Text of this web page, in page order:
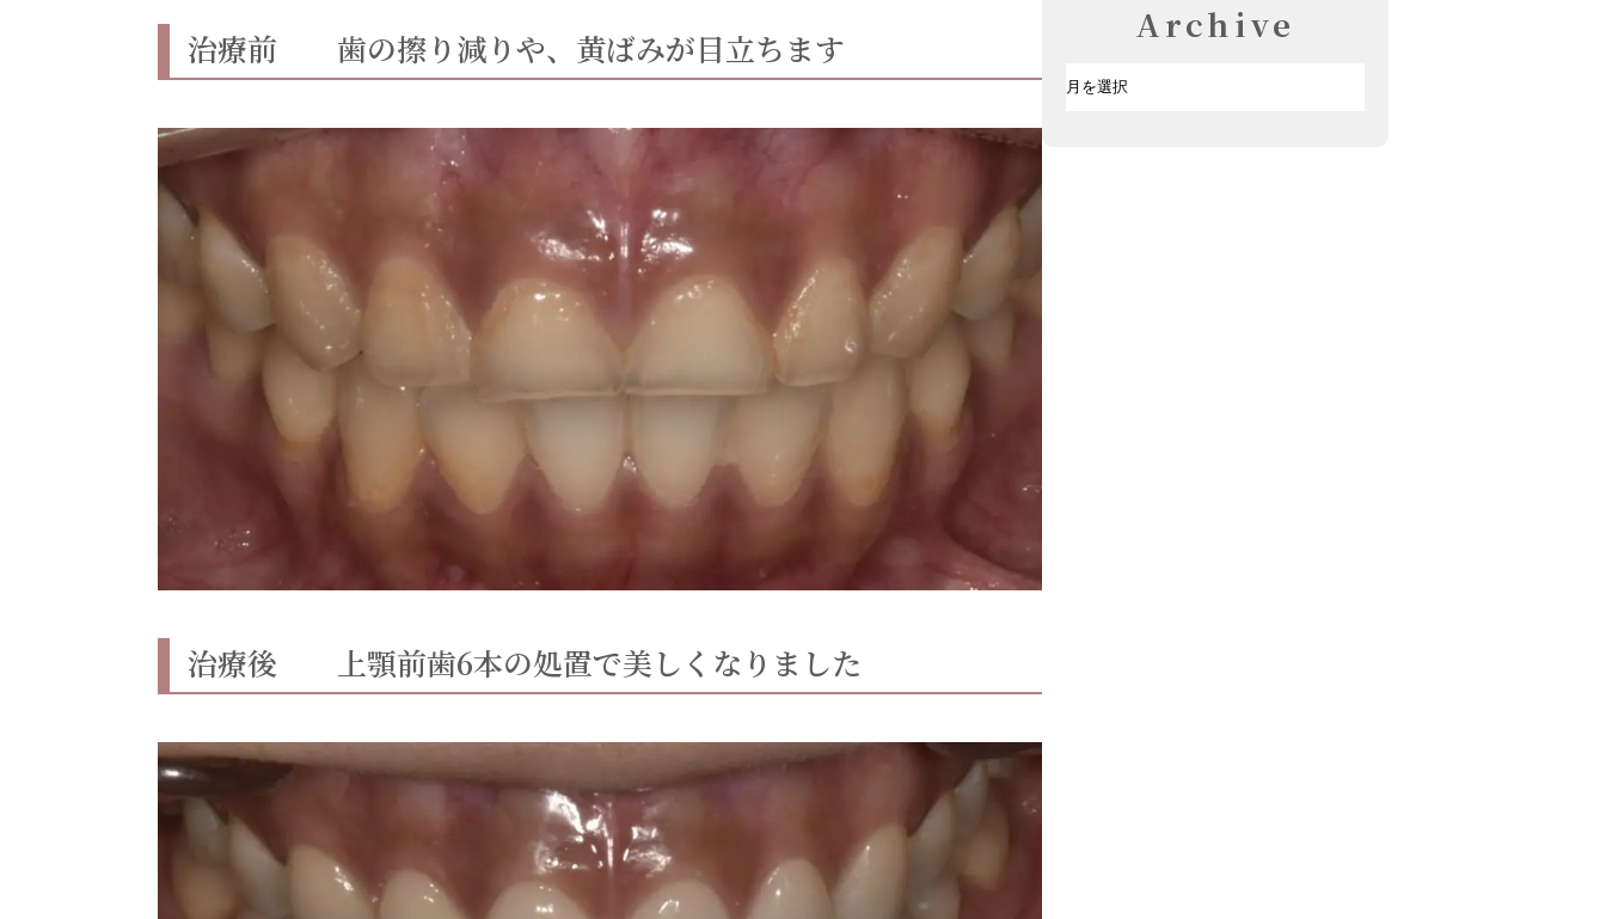
治療前 歯の擦り減りや、黄ばみが目立ちます
治療後 上顎前歯6本の処置で美しくなりました
Archive
ア